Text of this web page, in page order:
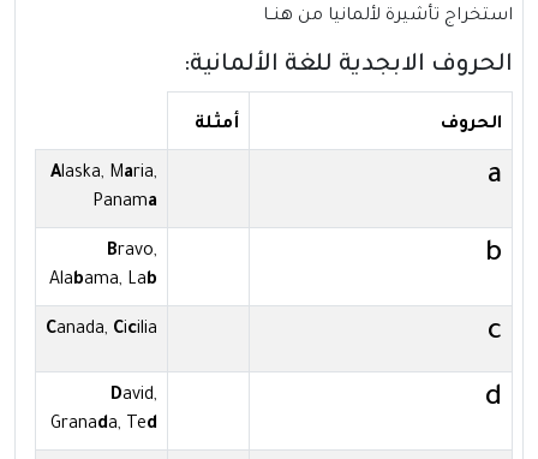
استخراج تأشيرة لألمانيا من هنــا
الحروف الابجدية للغة الألمانية:
الحروف أمثلة
a
Alaska, Maria,
Panama
b
Bravo,
Alabama, Lab
c
Canada, Cicilia
d
David,
Granada, Ted